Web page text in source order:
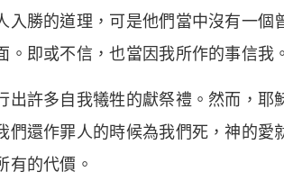
勝的道理，可是他們當中沒有一個
即或不信，也當因我所作的事信我
許多自我犧牲的獻祭禮。然而，耶
還作罪人的時候為我們死，神的愛
有的代價。